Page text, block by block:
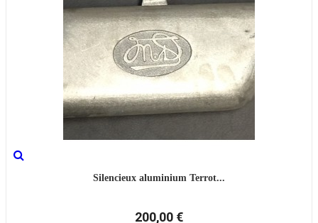
Silencieux aluminium Terrot...
200,00 €